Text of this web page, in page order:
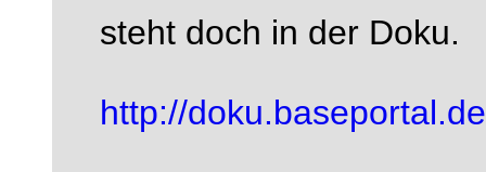
steht doch in der Doku.
http://